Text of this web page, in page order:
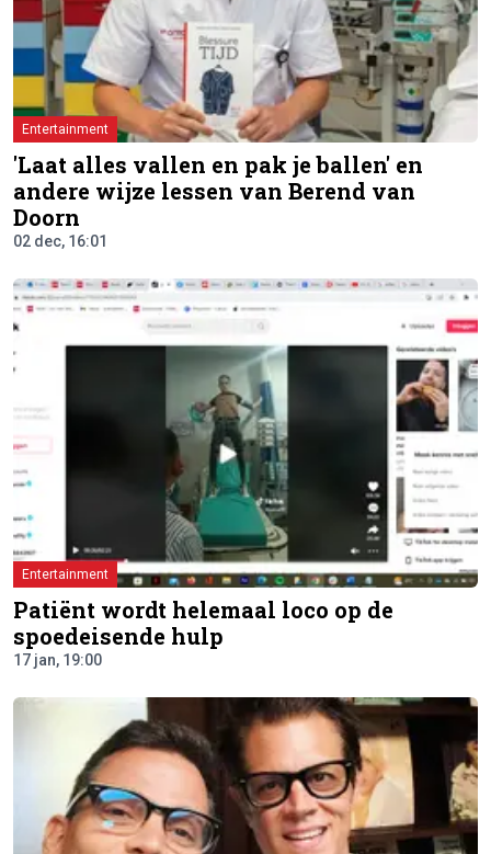
Entertainment
'Laat alles vallen en pak je ballen' en
andere wijze lessen van Berend van
Doorn
02 dec, 16:01
Entertainment
Patiënt wordt helemaal loco op de
spoedeisende hulp
17 jan, 19:00